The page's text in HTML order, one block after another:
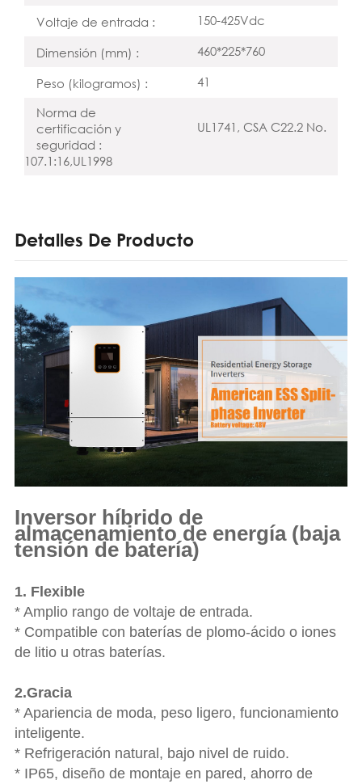
Voltaje de entrada :
150-425Vdc
Dimensión (mm) :
460*225*760
Peso (kilogramos) :
41
Norma de
certificación y
seguridad :
UL1741, CSA C22.2 No.
107.1:16,UL1998
Detalles De Producto
Inversor híbrido de
almacenamiento de energía (baja
tensión de batería)
1. Flexible
* Amplio rango de voltaje de entrada.
* Compatible con baterías de plomo-ácido o iones
de litio u otras baterías.
2.Gracia
* Apariencia de moda, peso ligero, funcionamiento
inteligente.
* Refrigeración natural, bajo nivel de ruido.
* IP65, diseño de montaje en pared, ahorro de